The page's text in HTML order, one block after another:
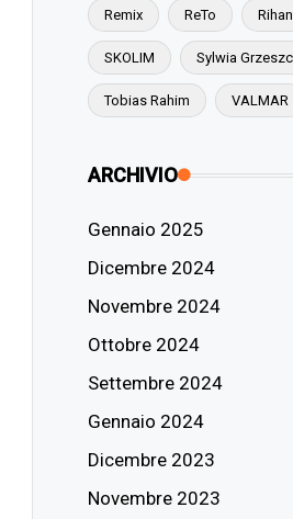
Remix ReTo
SKOLIM Sylwia
Tobias Rahim VALMAR
ARCHIVIO
Gennaio 2025
Dicembre 2024
Novembre 2024
Ottobre 2024
Settembre 2024
Gennaio 2024
Dicembre 2023
Novembre 2023